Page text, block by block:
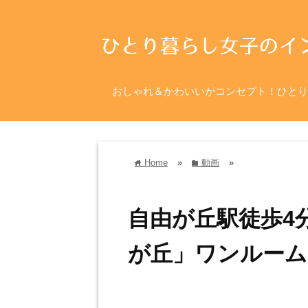
おしゃれ＆かわいいがコンセプト！ひと
home Home » folder 動画 »
自由が丘駅徒歩4
が丘」ワンルー